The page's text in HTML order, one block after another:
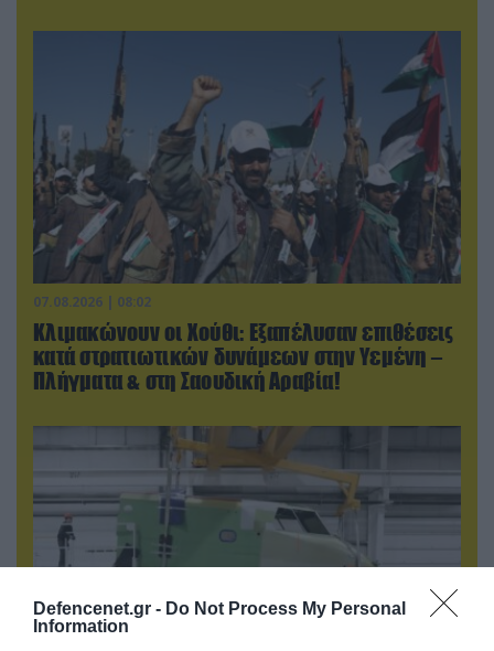
Defencenet.gr - Do Not Process My Personal
Information
07.08.2026 | 08:02
Κλιμακώνουν οι Χούθι: Eξαπέλυσαν επιθέσεις
κατά στρατιωτικών δυνάμεων στην Υεμένη –
Πλήγματα & στη Σαουδική Αραβία!